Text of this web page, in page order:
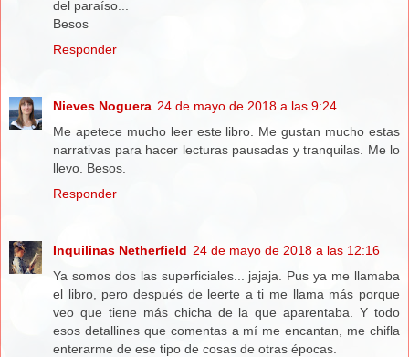
del paraíso...
Besos
Responder
Nieves Noguera 24 de mayo de 2018 a las 9:24
Me apetece mucho leer este libro. Me gustan mucho estas
narrativas para hacer lecturas pausadas y tranquilas. Me lo
llevo. Besos.
Responder
Inquilinas Netherfield 24 de mayo de 2018 a las 12:16
Ya somos dos las superficiales... jajaja. Pus ya me llamaba
el libro, pero después de leerte a ti me llama más porque
veo que tiene más chicha de la que aparentaba. Y todo
esos detallines que comentas a mí me encantan, me chifla
enterarme de ese tipo de cosas de otras épocas.